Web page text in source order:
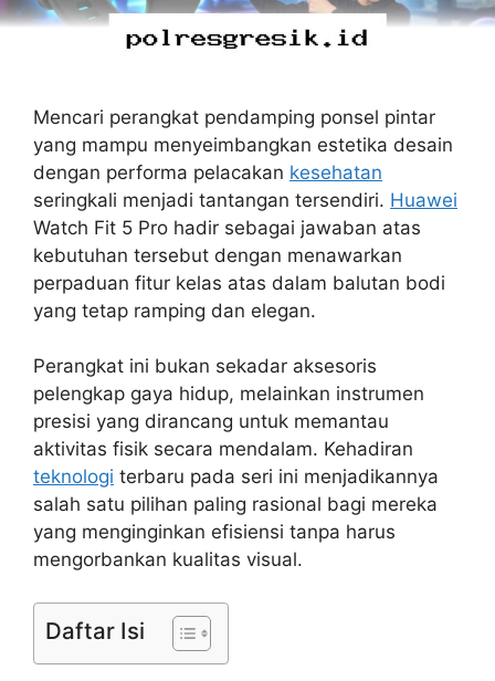
Mencari perangkat pendamping ponsel pintar
yang mampu menyeimbangkan estetika desain
dengan performa pelacakan kesehatan
seringkali menjadi tantangan tersendiri. Huawei
Watch Fit 5 Pro hadir sebagai jawaban atas
kebutuhan tersebut dengan menawarkan
perpaduan fitur kelas atas dalam balutan bodi
yang tetap ramping dan elegan.
Perangkat ini bukan sekadar aksesoris
pelengkap gaya hidup, melainkan instrumen
presisi yang dirancang untuk memantau
aktivitas fisik secara mendalam. Kehadiran
teknologi terbaru pada seri ini menjadikannya
salah satu pilihan paling rasional bagi mereka
yang menginginkan efisiensi tanpa harus
mengorbankan kualitas visual.
Daftar Isi